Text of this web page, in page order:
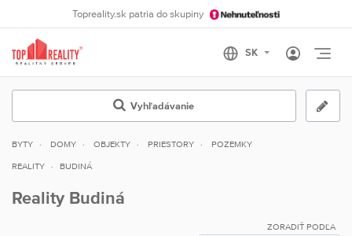
Topreality.sk patria do skupiny
Vyhľadávanie
BYTY DOMY OBJEKTY PRIESTORY POZEMKY
REALITY BUDINÁ
Reality Budiná
ZORADIŤ PODĽA